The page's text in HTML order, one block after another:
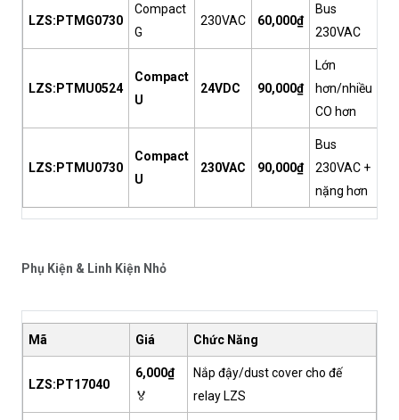
LZS:PTMG0730
Compact
G
230VAC 60,000₫
Bus
230VAC
LZS:PTMU0524
Compact
U
24VDC 90,000₫
Lớn
hơn/nhiều
CO hơn
LZS:PTMU0730
Compact
U
230VAC 90,000₫
Bus
230VAC +
nặng hơn
Phụ Kiện & Linh Kiện Nhỏ
Mã Giá Chức Năng
LZS:PT17040
6,000₫
🏅
Nắp đậy/dust cover cho đế
relay LZS